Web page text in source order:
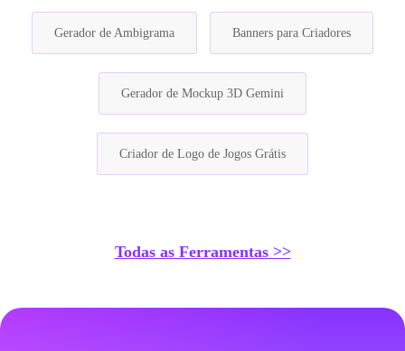
Gerador de Ambigrama Banners para Criadores
Gerador de Mockup 3D Gemini
Criador de Logo de Jogos Grátis
Todas as Ferramentas >>